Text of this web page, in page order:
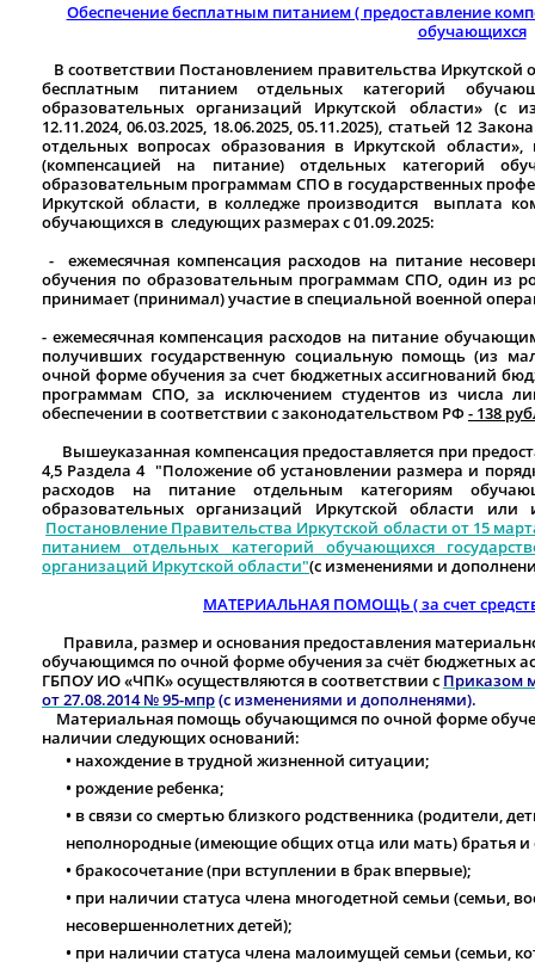
Обеспечение бесплатным питанием ( предоставление
обучающихся
В соответствии Постановлением правительства Иркутской
бесплатным питанием отдельных категорий
образовательных организаций Иркутской области» (с
12.11.2024, 06.03.2025, 18.06.2025, 05.11.2025), статьей 12
отдельных вопросах образования в Иркутской
(компенсацией на питание) отдельных категорий
образовательным программам СПО в государственных
Иркутской области, в колледже производится выплата
обучающихся в следующих размерах с 01.09.2025:
- ежемесячная компенсация расходов на питание
обучения по образовательным программам СПО, один из
принимает (принимал) участие в специальной военной
- ежемесячная компенсация расходов на питание
получивших государственную социальную помощь (из
очной форме обучения за счет бюджетных ассигнований
программам СПО, за исключением студентов из числа
обеспечении в соответствии с законодательством РФ- 138
Вышеуказанная компенсация предоставляется при
4,5 Раздела 4 "Положение об установлении размера и
расходов на питание отдельным категориям
образовательных организаций Иркутской области
Постановление Правительства Иркутской области от 15
питанием отдельных категорий обучающихся
организаций Иркутской области"(с изменениями и
МАТЕРИАЛЬНАЯ ПОМОЩЬ ( за счет
Правила, размер и основания предоставления
обучающимся по очной форме обучения за счёт бюджетных
ГБПОУ ИО «ЧПК» осуществляются в соответствии с Приказом
от 27.08.2014 № 95-мпр(с изменениями и дополненями).
Материальная помощь обучающимся по очной форме
наличии следующих оснований:
• нахождение в трудной жизненной ситуации;
• рождение ребенка;
• в связи со смертью близкого родственника (родители,
неполнородные (имеющие общих отца или мать) братья и
• бракосочетание (при вступлении в брак впервые);
• при наличии статуса члена многодетной семьи (семьи,
несовершеннолетних детей);
• при наличии статуса члена малоимущей семьи (семьи,